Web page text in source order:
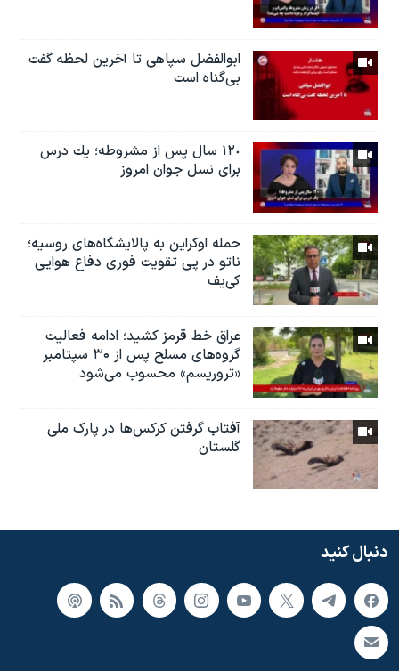
ابوالفضل سپاهی تا آخرین لحظه گفت
بی‌گناه است
١٢٠ سال پس از مشروطه؛ یك درس
براى نسل جوان امروز
حمله اوکراین به پالایشگاه‌های روسیه؛
ناتو در پی تقویت فوری دفاع هوایی
کی‌یف
عراق خط قرمز کشید؛ ادامه فعالیت
گروه‌های مسلح پس از ۳۰ سپتامبر
«تروریسم» محسوب می‌شود
آفتاب گرفتن کرکس‌ها در پارک ملی
گلستان
دنبال کنید